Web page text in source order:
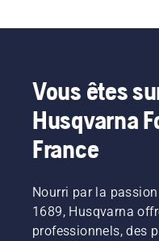
Vous êtes
Husqvarna
France
Nourri par la
1689, Husqvarna
professionnels, des